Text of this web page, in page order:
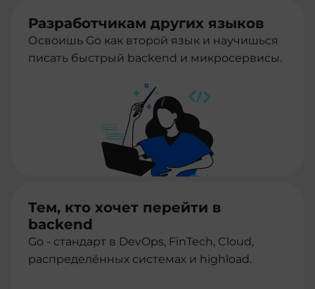
Разработчикам других языков
Освоишь Go как второй язык и научишься
писать быстрый backend и микросервисы.
Тем, кто хочет перейти в
backend
Go - стандарт в DevOps, FinTech, Cloud,
распределённых системах и highload.